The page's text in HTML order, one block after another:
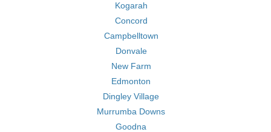
Kogarah
Concord
Campbelltown
Donvale
New Farm
Edmonton
Dingley Village
Murrumba Downs
Goodna